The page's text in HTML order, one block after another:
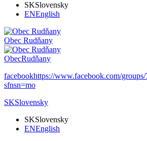
SKSlovensky
ENEnglish
Obec Rudňany
ObecRudňany
facebookhttps://www.facebook.com/
sfnsn=mo
SKSlovensky
SKSlovensky
ENEnglish